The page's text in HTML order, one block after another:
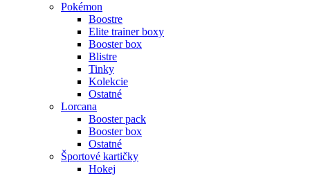
Pokémon
Boostre
Elite trainer boxy
Booster box
Blistre
Tinky
Kolekcie
Ostatné
Lorcana
Booster pack
Booster box
Ostatné
Športové kartičky
Hokej